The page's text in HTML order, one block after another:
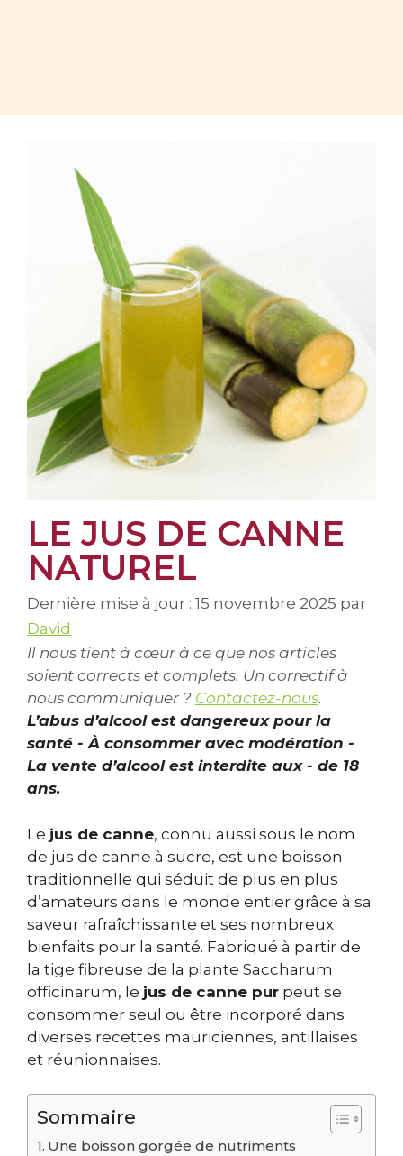
LE JUS DE CANNE
NATUREL
Dernière mise à jour : 15 novembre 2025 par
David
Il nous tient à cœur à ce que nos articles
soient corrects et complets. Un correctif à
nous communiquer ? Contactez-nous.
L’abus d’alcool est dangereux pour la
santé - À consommer avec modération -
La vente d’alcool est interdite aux - de 18
ans.
Le jus de canne, connu aussi sous le nom
de jus de canne à sucre, est une boisson
traditionnelle qui séduit de plus en plus
d’amateurs dans le monde entier grâce à sa
saveur rafraîchissante et ses nombreux
bienfaits pour la santé. Fabriqué à partir de
la tige fibreuse de la plante Saccharum
officinarum, le jus de canne pur peut se
consommer seul ou être incorporé dans
diverses recettes mauriciennes, antillaises
et réunionnaises.
Sommaire
Une boisson gorgée de nutriments